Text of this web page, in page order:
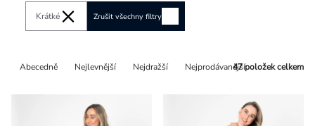
Řazení
Abecedně Nejlevnější Nejdražší Nejprodávanější
47položek celkem
Krátké Zrušit všechny filtry